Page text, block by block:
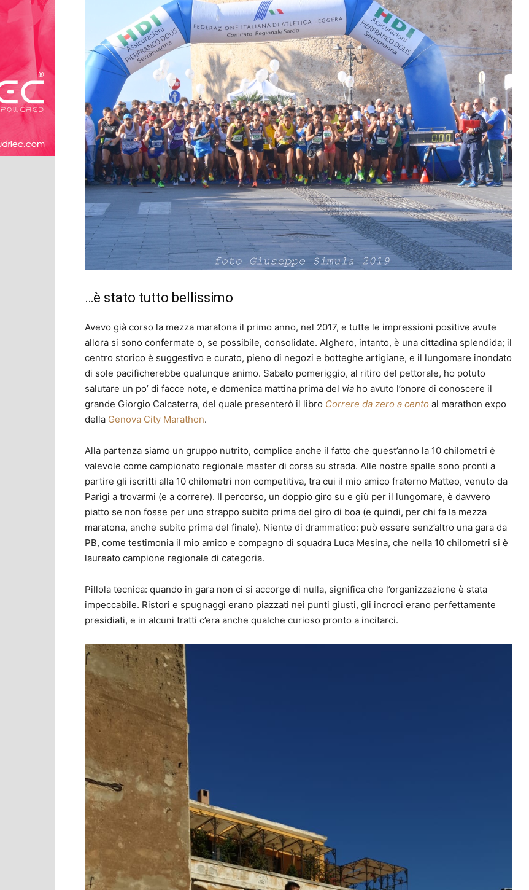
…è stato tutto bellissimo
Avevo già corso la mezza maratona il primo anno, nel 2017, e tutte le impressioni positive avute
allora si sono confermate o, se possibile, consolidate. Alghero, intanto, è una cittadina splendida; il
centro storico è suggestivo e curato, pieno di negozi e botteghe artigiane, e il lungomare inondato
di sole pacificherebbe qualunque animo. Sabato pomeriggio, al ritiro del pettorale, ho potuto
salutare un po’ di facce note, e domenica mattina prima del via ho avuto l’onore di conoscere il
grande Giorgio Calcaterra, del quale presenterò il libro Correre da zero a cento al marathon expo
della Genova City Marathon.
Alla partenza siamo un gruppo nutrito, complice anche il fatto che quest’anno la 10 chilometri è
valevole come campionato regionale master di corsa su strada. Alle nostre spalle sono pronti a
partire gli iscritti alla 10 chilometri non competitiva, tra cui il mio amico fraterno Matteo, venuto da
Parigi a trovarmi (e a correre). Il percorso, un doppio giro su e giù per il lungomare, è davvero
piatto se non fosse per uno strappo subito prima del giro di boa (e quindi, per chi fa la mezza
maratona, anche subito prima del finale). Niente di drammatico: può essere senz’altro una gara da
PB, come testimonia il mio amico e compagno di squadra Luca Mesina, che nella 10 chilometri si è
laureato campione regionale di categoria.
Pillola tecnica: quando in gara non ci si accorge di nulla, significa che l’organizzazione è stata
impeccabile. Ristori e spugnaggi erano piazzati nei punti giusti, gli incroci erano perfettamente
presidiati, e in alcuni tratti c’era anche qualche curioso pronto a incitarci.